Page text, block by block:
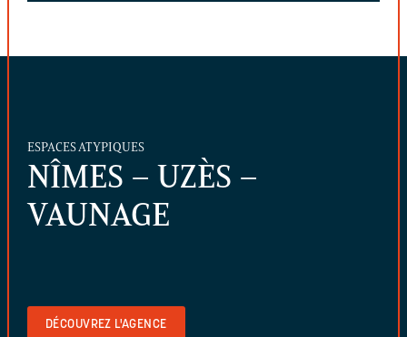
ESPACES ATYPIQUES
NÎMES – UZÈS –
VAUNAGE
DÉCOUVREZ L'AGENCE